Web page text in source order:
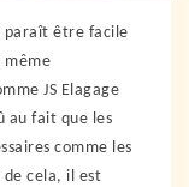
paraît être facile
même
JS Elagage
au fait que les
comme les
cela, il est